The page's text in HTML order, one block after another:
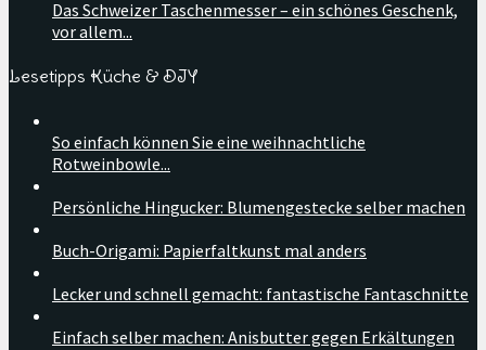
Das Schweizer Taschenmesser – ein schönes Geschenk,
vor allem...
Lesetipps Küche & DIY
So einfach können Sie eine weihnachtliche
Rotweinbowle...
Persönliche Hingucker: Blumengestecke selber machen
Buch-Origami: Papierfaltkunst mal anders
Lecker und schnell gemacht: fantastische Fantaschnitte
Einfach selber machen: Anisbutter gegen Erkältungen